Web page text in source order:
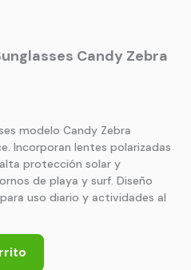
Candy Zebra
modelo Candy Zebra
Incorporan lentes polarizadas
protección solar y
de playa y surf. Diseño
uso diario y actividades al